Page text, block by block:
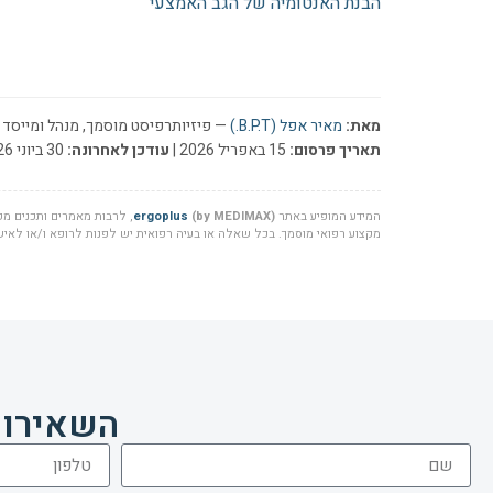
מאת: מאיר אפל (B.P.T.)
— פיזיותרפיסט מוסמך, מנהל
תאריך פרסום:
עודכן לאחרונה:
המידע המופיע באתר ergoplus (by MEDIMAX)
, לרבות מאמרים ותכנים
מקצוע רפואי מוסמך. בכל שאלה או בעיה רפואית יש לפנות לרופא ו/או